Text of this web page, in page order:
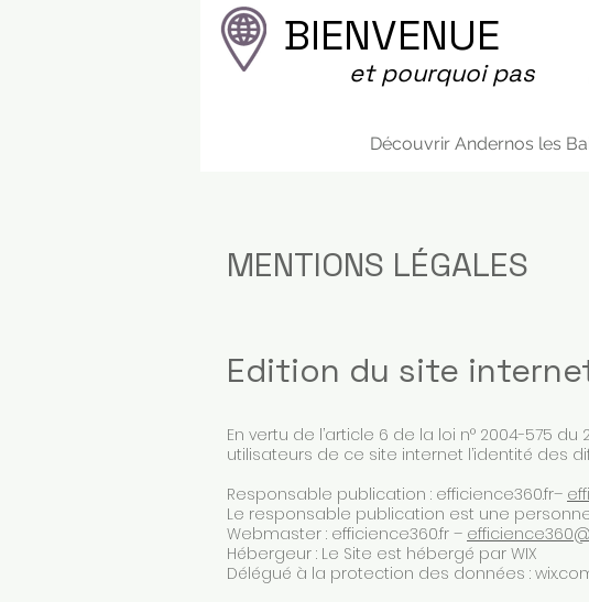
BIENVENUE
et pourquoi pas
Découvrir Andernos les
MENTIONS LÉGALES
Edition du site
En vertu de l’article 6 de la loi n° 2004-575
utilisateurs de ce site internet l’identité des
Responsable publication : efficience360.fr–
Le responsable publication est une
Webmaster : efficience360.fr – efficience360
Hébergeur : Le Site est hébergé par WIX
Délégué à la protection des données :